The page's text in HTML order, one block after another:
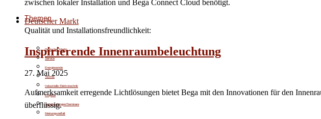
Themen
Deutscher Markt
Service
Energiewende
Technik
Industrielle Elektrotechnik
Projekte
Veranstaltungen/Seminare
Meinungsvielfalt
zwischen lokaler Installation und Bega Connect Cloud benötigt.
Deutscher Markt
Qualität und Installationsfreundlichkeit:
Inspirierende Innenraumbeleuchtung
27. Mai 2025
Aufmerksamkeit erregende Lichtlösungen bietet Bega mit den Innovationen für den
überflüssig.